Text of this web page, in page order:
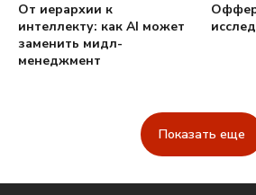
От иерархии к
интеллекту: как AI может
заменить мидл-
менеджмент
Показать еще